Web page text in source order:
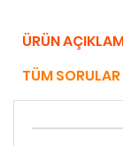
ÜRÜN
TÜM SORULAR